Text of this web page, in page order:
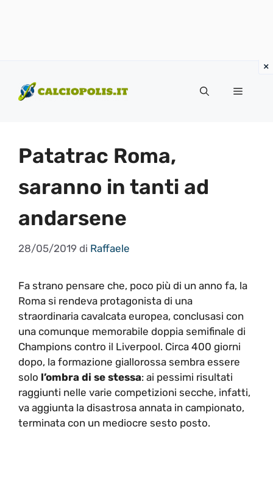
contenuto
Menu
Patatrac Roma,
saranno in tanti ad
andarsene
28/05/2019 di Raffaele
Fa strano pensare che, poco più di un anno fa, la
Roma si rendeva protagonista di una
straordinaria cavalcata europea, conclusasi con
una comunque memorabile doppia semifinale di
Champions contro il Liverpool. Circa 400 giorni
dopo, la formazione giallorossa sembra essere
solo l’ombra di se stessa: ai pessimi risultati
raggiunti nelle varie competizioni secche, infatti,
va aggiunta la disastrosa annata in campionato,
terminata con un mediocre sesto posto.